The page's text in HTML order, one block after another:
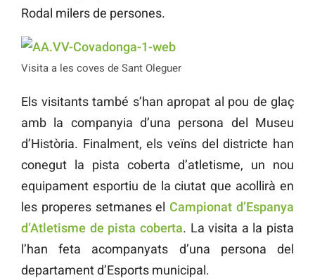
Rodal milers de persones.
Visita a les coves de Sant Oleguer
Els visitants també s’han apropat al pou de glaç
amb la companyia d’una persona del Museu
d’Història. Finalment, els veïns del districte han
conegut la pista coberta d’atletisme, un nou
equipament esportiu de la ciutat que acollirà en
les properes setmanes el Campionat d’Espanya
d’Atletisme de pista coberta. La visita a la pista
l’han feta acompanyats d’una persona del
departament d’Esports municipal.